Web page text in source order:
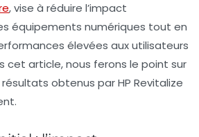
, vise à réduire l’impact
équipements numériques tout en
élevées aux utilisateurs
cet article, nous ferons le point sur
obtenus par HP Revitalize